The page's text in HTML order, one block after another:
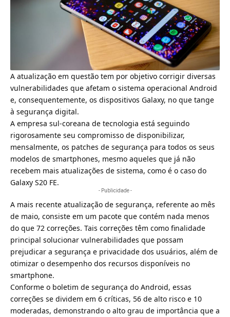
A atualização em questão tem por objetivo corrigir diversas
vulnerabilidades que afetam o sistema operacional Android
e, consequentemente, os dispositivos Galaxy, no que tange
à segurança digital.
A empresa sul-coreana de tecnologia está seguindo
rigorosamente seu compromisso de disponibilizar,
mensalmente, os patches de segurança para todos os seus
modelos de smartphones, mesmo aqueles que já não
recebem mais atualizações de sistema, como é o caso do
Galaxy S20 FE.
- Publicidade -
A mais recente atualização de segurança, referente ao mês
de maio, consiste em um pacote que contém nada menos
do que 72 correções. Tais correções têm como finalidade
principal solucionar vulnerabilidades que possam
prejudicar a segurança e privacidade dos usuários, além de
otimizar o desempenho dos recursos disponíveis no
smartphone.
Conforme o boletim de segurança do Android, essas
correções se dividem em 6 críticas, 56 de alto risco e 10
moderadas, demonstrando o alto grau de importância que a